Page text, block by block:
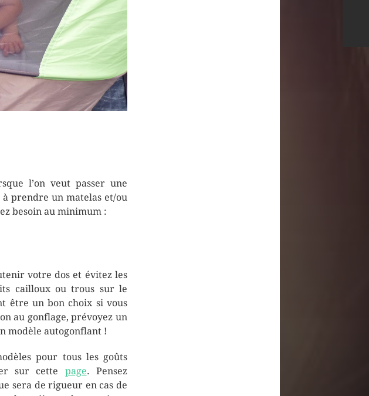
l’on veut passer une
prendre un matelas et/ou
besoin au minimum :
votre dos et évitez les
cailloux ou trous sur le
être un bon choix si vous
au gonflage, prévoyez un
modèle autogonflant !
pour tous les goûts
sur cette page. Pensez
sera de rigueur en cas de